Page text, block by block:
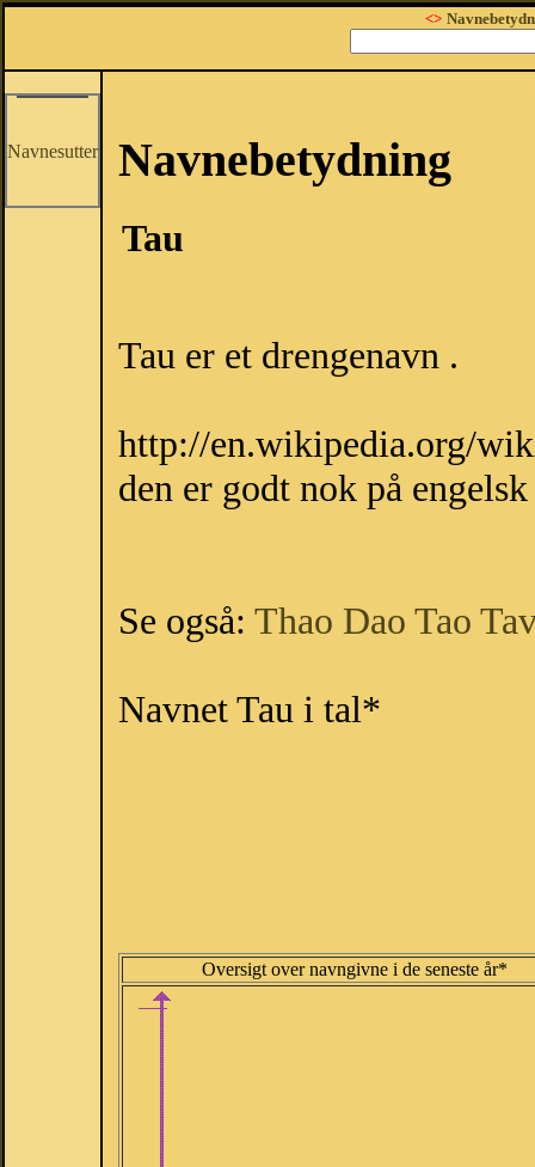
<>
Navnesutter Navnebetydning
Tau
Tau er et drengenavn .
http://en.wikipedia.org/
den er godt nok på
Se også: Thao Dao Tao
Navnet Tau i tal*
Oversigt over navngivne i de seneste år*